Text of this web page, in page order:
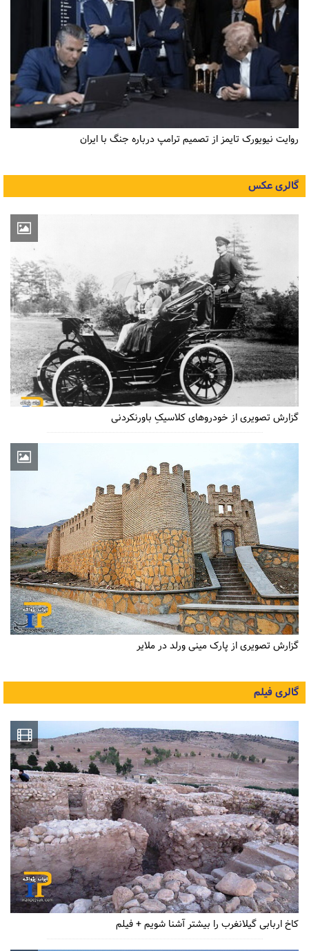
روایت نیویورک تایمز از تصمیم ترامپ درباره جنگ با ایران
گالری عکس
گزارش تصویری از خودروهای کلاسیکِ باورنکردنی
گزارش تصویری از پارک مینی ورلد در ملایر
گالری فیلم
کاخ اربابی گیلانغرب را بیشتر آشنا شویم + فیلم